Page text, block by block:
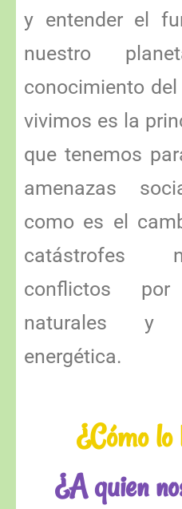
y entender el
nuestro
conocimiento
vivimos es la
que tenemos
amenazas
como es el
catástrofes
conflictos
naturales y
energética.
¿Cómo lo
¿A quien